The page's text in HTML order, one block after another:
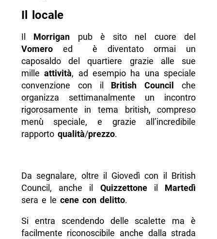
Il locale
Il Morrigan pub è sito nel cuore del
Vomeroed è diventato ormai un
caposaldo del quartiere grazie alle sue
milleattività, ad esempio ha una speciale
convenzione con il British Council che
organizza settimanalmente un incontro
rigorosamente in tema british, compreso
menù speciale, e grazie all’incredibile
rapporto qualità/prezzo.
Da segnalare, oltre il Giovedì con il British
Council, anche il Quizzettoneil Martedì
sera e le cene con delitto.
Si entra scendendo delle scalette ma è
facilmente riconoscibile anche dalla strada